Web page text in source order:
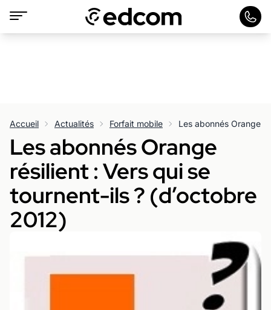
Accueil Actualités Forfait mobile
Les abonnés Orange
résilient : Vers qui se
tournent-ils ? (d’octobre
2012)